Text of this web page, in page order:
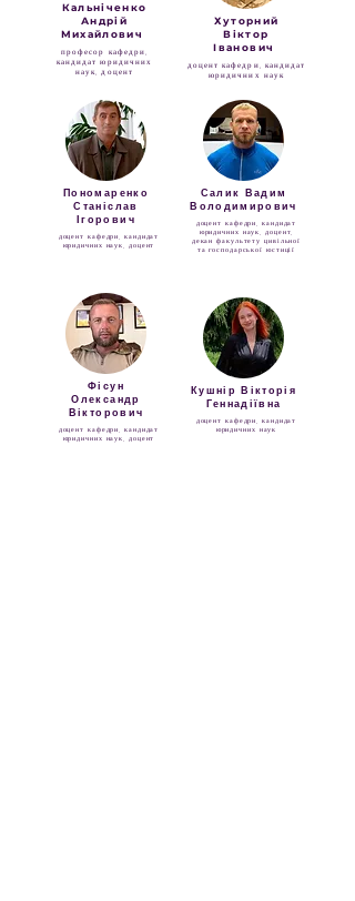
Кальніченко
Андрій
Михайлович
професор кафедри,
кандидат юридичних
наук, доцент
Хуторний
Віктор
Іванович
доцент кафедри, кандидат
юридичних наук
Пономаренко
Станіслав
Ігорович
доцент кафедри, кандидат
юридичних наук, доцент
Фісун
Олександр
Вікторович
доцент кафедри, кандидат
юридичних наук, доцент
Салик Вадим
Володимирович
доцент кафедри, кандидат
юридичних наук, доцент,
декан факультету цивільної
та господарської юстиції
Кушнір Вікторія
Геннадіївна
доцент кафедри, кандидат
юридичних наук